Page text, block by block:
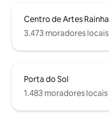
Centro de Artes
3.473 moradores
Porta do Sol
1.483 moradores